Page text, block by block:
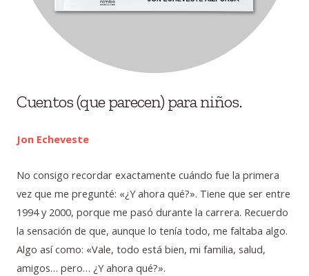
Cuentos (que parecen) para niños.
Jon Echeveste
No consigo recordar exactamente cuándo fue la primera
vez que me pregunté: «¿Y ahora qué?». Tiene que ser entre
1994 y 2000, porque me pasó durante la carrera. Recuerdo
la sensación de que, aunque lo tenía todo, me faltaba algo.
Algo así como: «Vale, todo está bien, mi familia, salud,
amigos… pero… ¿Y ahora qué?».